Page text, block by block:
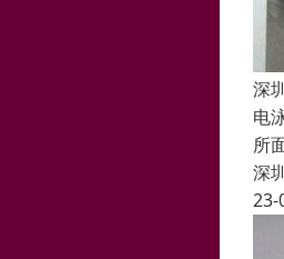
深
电
所
深
23-